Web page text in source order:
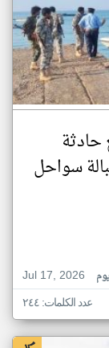
حادثة
سواحل
Jul 17, 2026
عدد الكلمات: ٢٤٤